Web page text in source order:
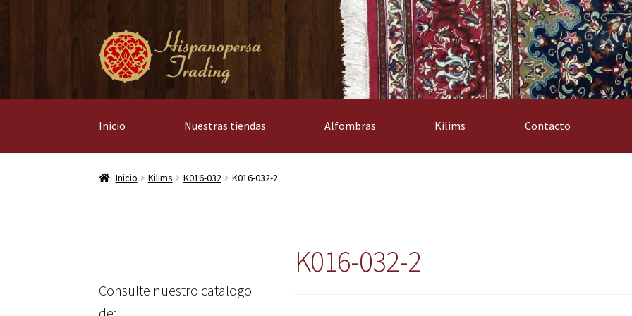
Ir
a
la
Ir
al
contenido
Inicio Nuestras tiendas Alfombras Kilims Contacto
Inicio Kilims K016-032 K016-032-2
K016-032-2
Consulte nuestro catalogo